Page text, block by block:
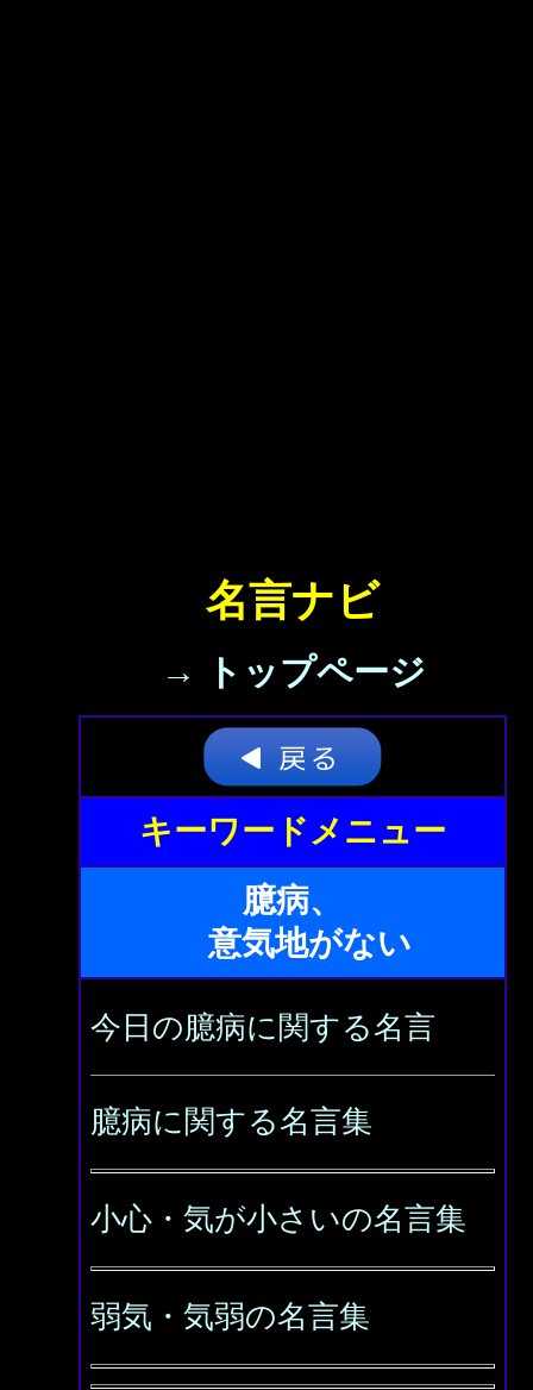
名言ナビ
→ トップページ
キーワードメニュー
臆病、
意気地がない
今日の臆病に関する名言
臆病に関する名言集
小心・気が小さいの名言集
弱気・気弱の名言集